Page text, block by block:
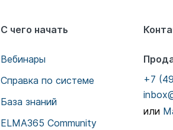
С чего начать
Вебинары
Справка по системе
База знаний
ELMA365 Community
+7
или